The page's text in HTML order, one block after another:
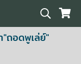
ถอดพูเล่ย์"